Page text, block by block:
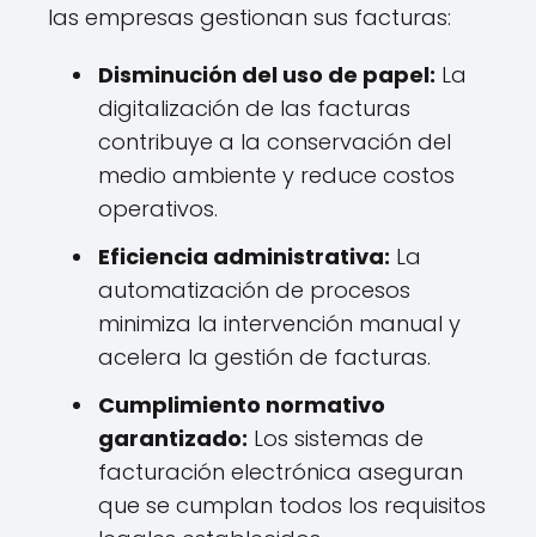
las empresas gestionan sus facturas:
Disminución del uso de papel: La
digitalización de las facturas
contribuye a la conservación del
medio ambiente y reduce costos
operativos.
Eficiencia administrativa: La
automatización de procesos
minimiza la intervención manual y
acelera la gestión de facturas.
Cumplimiento normativo
garantizado: Los sistemas de
facturación electrónica aseguran
que se cumplan todos los requisitos